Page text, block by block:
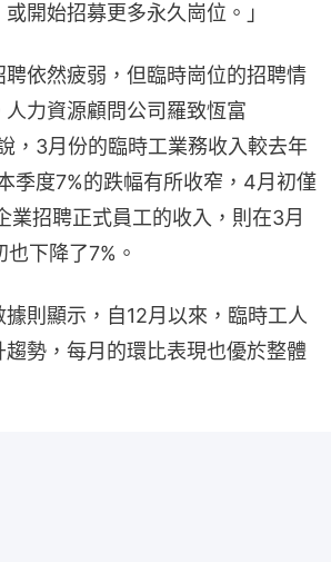
開始招募更多永久崗位。」
依然疲弱，但臨時崗位的招聘情
力資源顧問公司羅致恆富
，3月份的臨時工業務收入較去年
季度7%的跌幅有所收窄，4月初僅
業招聘正式員工的收入，則在3月
下降了7%。
則顯示，自12月以來，臨時工人
勢，每月的環比表現也優於整體